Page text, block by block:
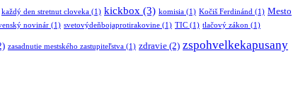
každý den stretnut cloveka (1) kickbox (3) komisia (1) Kočiš Ferdinánd (1) Mesto
novinár (1) svetovýdeňbojaprotirakovine (1) TIC (1) tlačový zákon (1)
zasadnutie mestského zastupiteľstva (1) zdravie (2) zspohvelkekapusany